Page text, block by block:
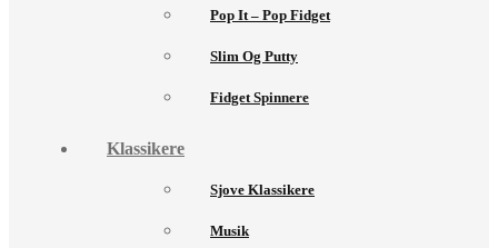
Pop It – Pop Fidget
Slim Og Putty
Fidget Spinnere
Klassikere
Sjove Klassikere
Musik